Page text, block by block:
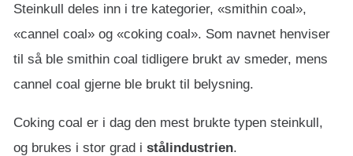
Steinkull deles inn i tre kategorier, «smithin coal»,
«cannel coal» og «coking coal». Som navnet henviser
til så ble smithin coal tidligere brukt av smeder, mens
cannel coal gjerne ble brukt til belysning.
Coking coal er i dag den mest brukte typen steinkull,
og brukes i stor grad i stålindustrien.